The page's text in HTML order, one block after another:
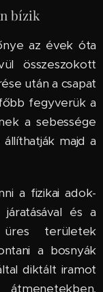
bízik
az évek óta
összeszokott
után a csapat
fegyverük a
a sebessége
majd a
a fizikai adok-
és a
területek
a bosnyák
diktált iramot